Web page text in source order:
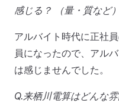
感じる？ （量・質など）
アルバイト時代に正社
員になったので、アル
は感じませんでした。
Q.来栖川電算はどんな